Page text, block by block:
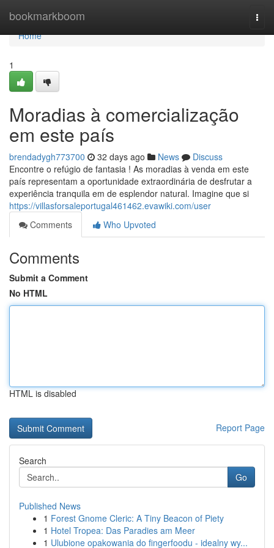
bookmarkboom
Home
Home
1
Moradias à comercialização
em este país
brendadygh773700 32 days ago News
Discuss
Encontre o refúgio de fantasia ! As moradias à venda em este
país representam a oportunidade extraordinária de desfrutar a
experiência tranquila em de esplendor natural. Imagine que si
https://villasforsaleportugal461462.evawiki.com/user
Comments
Who Upvoted
Comments
Submit a Comment
No HTML
HTML is disabled
Report Page
Search
Go
Published News
1 Forest Gnome Cleric: A Tiny Beacon of Piety
1 Hotel Tropea: Das Paradies am Meer
1 Ulubione opakowania do fingerfoodu - idealny wy...